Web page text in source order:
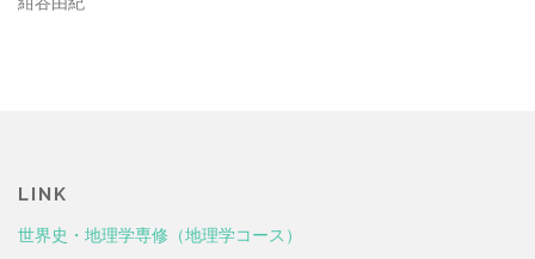
LINK
世界史・地理学専修（地理学コース）